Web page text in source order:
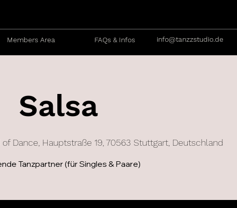
Members Area FAQs & Infos info@tanzzstudio.de
Salsa
of Dance, Hauptstraße 19, 70563 Stuttgart, Deutschland
Tanzpartner (für Singles & Paare)